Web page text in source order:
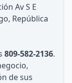
Av S E
República
809-582-2136.
de sus